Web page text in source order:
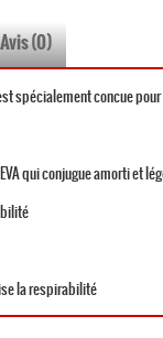
Avis (0)
spécialement concue
qui conjugue amorti et
la respirabilité